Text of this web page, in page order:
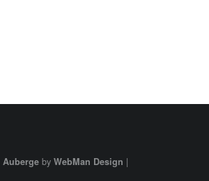
Auberge by WebMan Design |